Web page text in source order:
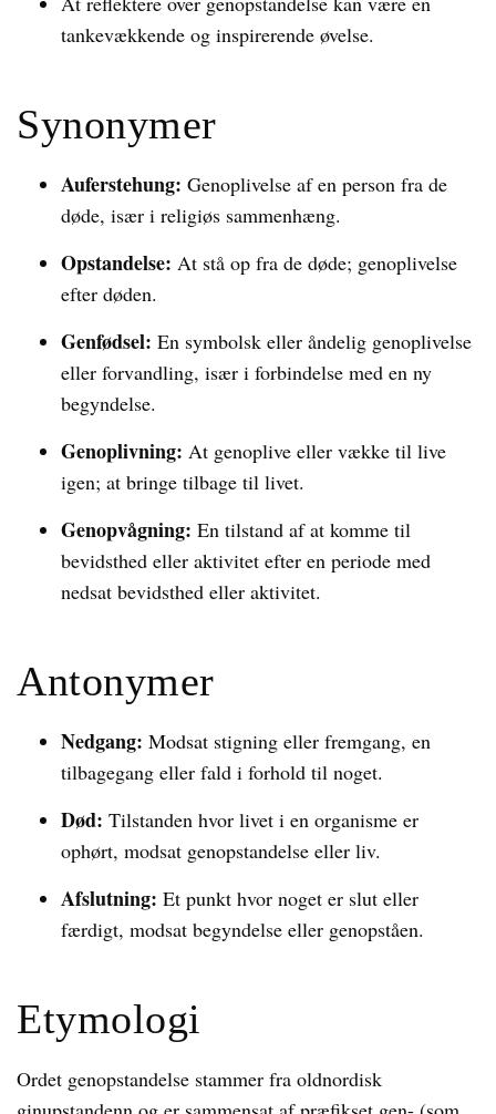
tankevækkende og inspirerende øvelse.
Synonymer
Auferstehung: Genoplivelse af en person fra de
døde, især i religiøs sammenhæng.
Opstandelse: At stå op fra de døde; genoplivelse
efter døden.
Genfødsel: En symbolsk eller åndelig genoplivelse
eller forvandling, især i forbindelse med en ny
begyndelse.
Genoplivning: At genoplive eller vække til live
igen; at bringe tilbage til livet.
Genopvågning: En tilstand af at komme til
bevidsthed eller aktivitet efter en periode med
nedsat bevidsthed eller aktivitet.
Antonymer
Nedgang: Modsat stigning eller fremgang, en
tilbagegang eller fald i forhold til noget.
Død: Tilstanden hvor livet i en organisme er
ophørt, modsat genopstandelse eller liv.
Afslutning: Et punkt hvor noget er slut eller
færdigt, modsat begyndelse eller genopståen.
Etymologi
Ordet genopstandelse stammer fra oldnordisk